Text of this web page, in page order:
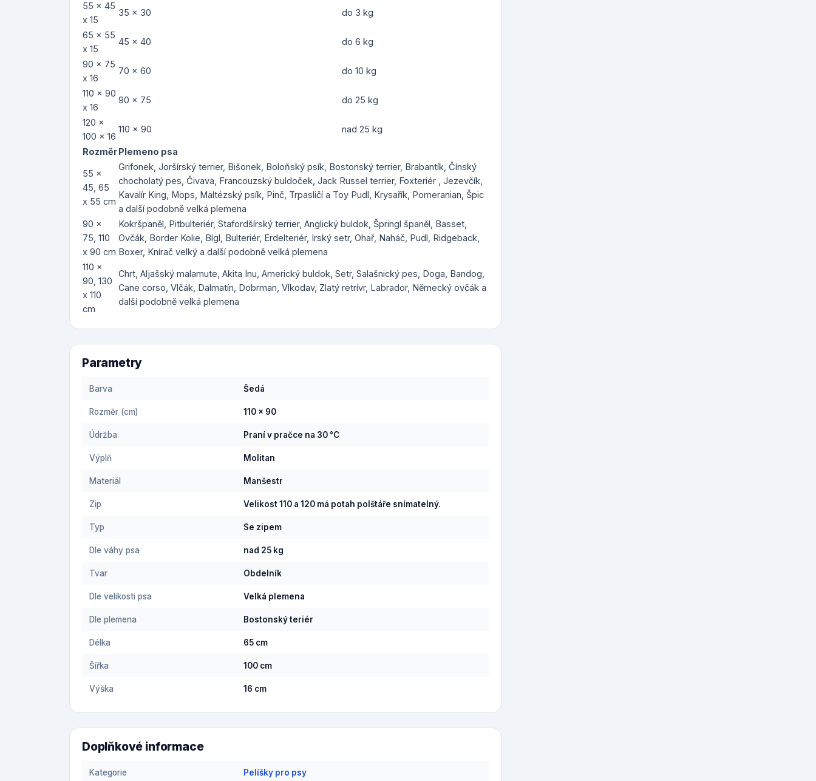
55 x 45
x 15
35 x 30 do 3 kg
65 x 55
x 15
45 x 40 do 6 kg
90 x 75
x 16
70 x 60 do 10 kg
110 x 90
x 16
90 x 75 do 25 kg
120 x
100 x 16
110 x 90 nad 25 kg
RozměrPlemeno psa
55 x
45, 65
x 55 cm
Grifonek, Joršírský terrier, Bišonek, Boloňský psík, Bostonský terrier, Brabantík, Čínský
chocholatý pes, Čivava, Francouzský buldoček, Jack Russel terrier, Foxteriér , Jezevčík,
Kavalír King, Mops, Maltézský psík, Pinč, Trpasličí a Toy Pudl, Krysařík, Pomeranian, Špic
a další podobně velká plemena
90 x
75, 110
x 90 cm
Kokršpaněl, Pitbulteriér, Stafordšírský terrier, Anglický buldok, Špringl španěl, Basset,
Ovčák, Border Kolie, Bígl, Bulteriér, Erdelteriér, Irský setr, Ohař, Naháč, Pudl, Ridgeback,
Boxer, Knírač velký a další podobně velká plemena
110 x
90, 130
x 110
cm
Chrt, Aljašský malamute, Akita Inu, Americký buldok, Setr, Salašnický pes, Doga, Bandog,
Cane corso, Vlčák, Dalmatín, Dobrman, Vlkodav, Zlatý retrívr, Labrador, Německý ovčák a
další podobně velká plemena
Parametry
Barva Šedá
Rozměr (cm) 110 x 90
Údržba Praní v pračce na 30 °C
Výplň Molitan
Materiál Manšestr
Zip Velikost 110 a 120 má potah polštáře snímatelný.
Typ Se zipem
Dle váhy psa nad 25 kg
Tvar Obdelník
Dle velikosti psa Velká plemena
Dle plemena Bostonský teriér
Délka 65 cm
Šířka 100 cm
Výška 16 cm
Doplňkové informace
Kategorie Pelíšky pro psy